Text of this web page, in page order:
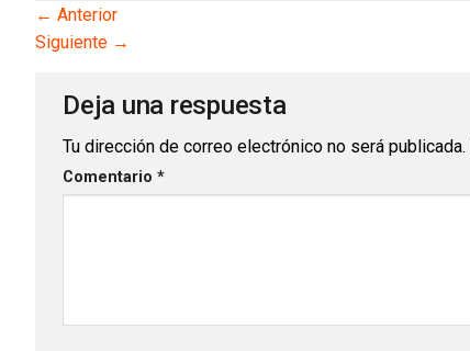
← Anterior
Siguiente →
Deja una respuesta
Tu dirección de correo electrónico no será publicada.
Comentario *